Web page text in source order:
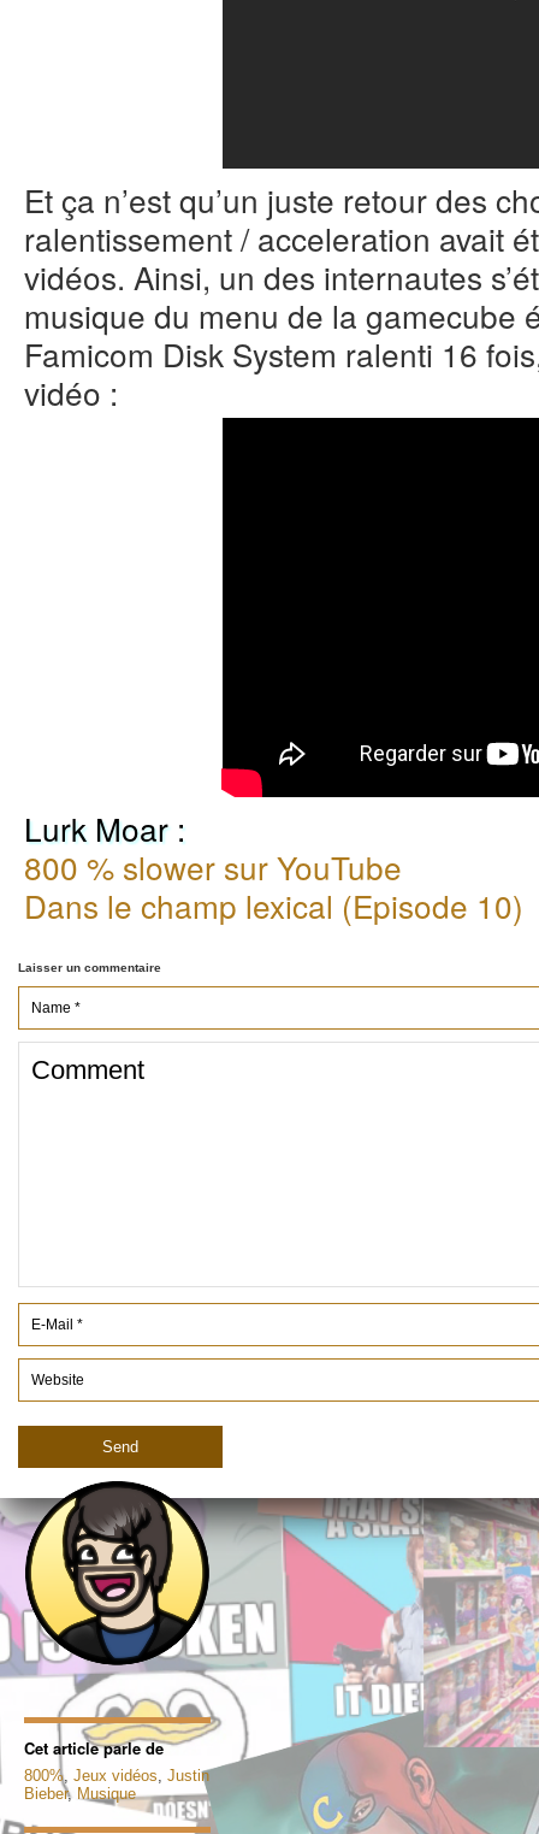
Et ça n’est qu’un juste retour des
ralentissement / acceleration avait
vidéos. Ainsi, un des internautes
musique du menu de la gamecube
Famicom Disk System ralenti 16
vidéo :
Lurk Moar :
800 % slower sur YouTube
Dans le champ lexical (Episode 10)
Laisser un commentaire
Cet article parle de
800%, Jeux vidéos, Justin
Bieber, Musique